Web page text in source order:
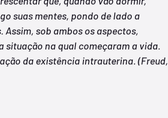
suas mentes, pondo de lado a
sob ambos os aspectos,
na qual começaram a vida.
da existência intrauterina. (Freud,